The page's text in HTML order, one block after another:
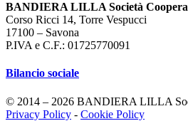
BANDIERA LILLA Società
Corso Ricci 14, Torre Vespucci
17100 – Savona
P.IVA e C.F.: 01725770091
Bilancio sociale
© 2014 – 2026 BANDIERA LILLA
Privacy Policy - Cookie Policy